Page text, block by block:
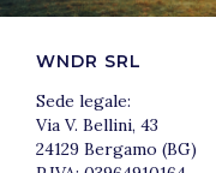
WNDR SRL
Sede legale:
Via V. Bellini, 43
24129 Bergamo (BG)